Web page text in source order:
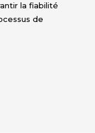
la fiabilité
de